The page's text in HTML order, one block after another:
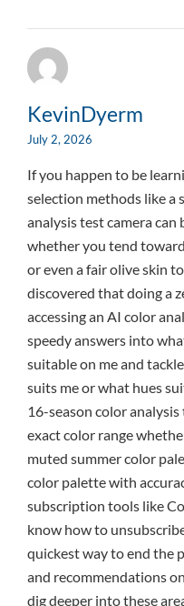
KevinDyerm
July 2, 2026
If you happen to be
selection methods like a
analysis test camera
whether you tend
or even a fair olive skin
discovered that doing a
accessing an AI color
speedy answers into
suitable on me and
suits me or what hues
16-season color
exact color range
muted summer color
color palette with
subscription tools like
know how to
quickest way to end the
and recommendations
dig deeper into these